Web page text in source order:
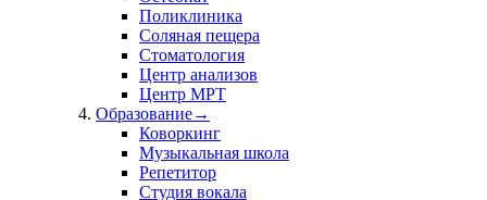
Поликлиника
Соляная пещера
Стоматология
Центр анализов
Центр МРТ
Образование→
Коворкинг
Музыкальная школа
Репетитор
Студия вокала